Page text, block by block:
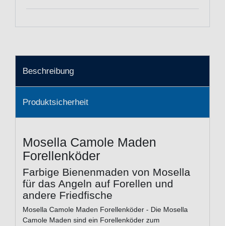
Beschreibung
Produktsicherheit
Mosella Camole Maden
Forellenköder
Farbige Bienenmaden von Mosella
für das Angeln auf Forellen und
andere Friedfische
Mosella Camole Maden Forellenköder - Die Mosella
Camole Maden sind ein Forellenköder zum